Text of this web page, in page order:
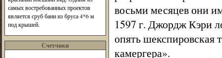
самых востребованных проектов
является сруб бани из бруса 4*6 м
под крышей.
Счетчики
восьми месяцев они
1597 г. Джордж Кэри
опять шекспировская
камергера».